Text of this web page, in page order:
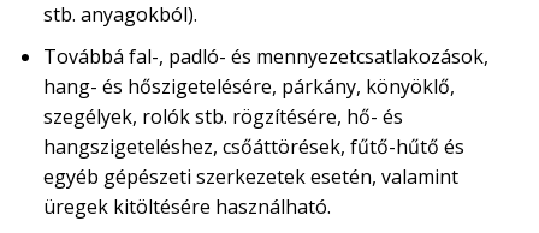
stb. anyagokból).
Továbbá fal-, padló- és mennyezetcsatlakozások,
hang- és hőszigetelésére, párkány, könyöklő,
szegélyek, rolók stb. rögzítésére, hő- és
hangszigeteléshez, csőáttörések, fűtő-hűtő és
egyéb gépészeti szerkezetek esetén, valamint
üregek kitöltésére használható.